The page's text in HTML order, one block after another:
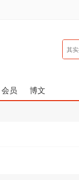
会员 博文